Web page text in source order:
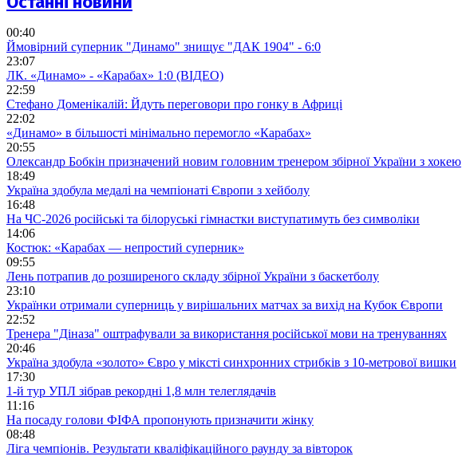
00:40
Ймовірний суперник "Динамо" знищує "ДАК 1904" - 6:0
23:07
ЛК. «Динамо» - «Карабах» 1:0 (ВІДЕО)
22:59
Стефано Доменікалій: Йдуть переговори про гонку в Африці
22:02
«Динамо» в більшості мінімально перемогло «Карабах»
20:55
Олександр Бобкін призначений новим головним тренером збірної України з хокею
18:49
Україна здобула медалі на чемпіонаті Європи з хейболу
16:48
На ЧС-2026 російські та білоруські гімнастки виступатимуть без символіки
14:06
Костюк: «Карабах — непростий суперник»
09:55
Лень потрапив до розширеного складу збірної України з баскетболу
23:10
Українки отримали суперниць у вирішальних матчах за вихід на Кубок Європи
22:52
Тренера "Діназа" оштрафували за використання російської мови на тренуваннях
20:46
Україна здобула «золото» Євро у міксті синхронних стрибків з 10-метрової вишки
17:30
1-й тур УПЛ зібрав рекордні 1,8 млн телеглядачів
11:16
На посаду голови ФІФА пропонують призначити жінку
08:48
Ліга чемпіонів. Результати кваліфікаційного раунду за вівторок